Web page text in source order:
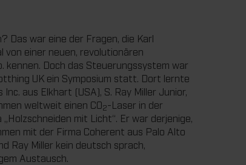
Das war eine der Fragen, die Karl
von einer neuen, revolutionären
kennen. Doch das Steuerungssystem war
UK ein Symposium statt. Dort lernte
aus Elkhart (USA), S. Ray Miller Junior,
weltweit einen CO2-Laser in der
mit Licht“. Er war derjenige,
mit der Firma Coherent aus Palo Alto
Ray Miller kein deutsch sprach,
Austausch.